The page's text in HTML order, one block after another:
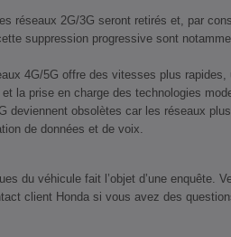
réseaux 2G/3G seront retirés et, par
suppression progressive sont
4G/5G offre des vitesses plus rapides,
la prise en charge des technologies
deviennent obsolètes car les réseaux
de données et de voix.
du véhicule fait l’objet d’une enquête.
client Honda si vous avez des